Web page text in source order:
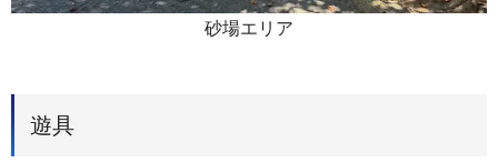
砂場エリア
遊具